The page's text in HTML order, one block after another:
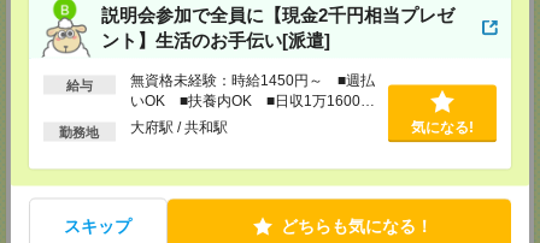
説明会参加で全員に【現金2千円相当プレゼ
ント】生活のお手伝い[派遣]
給与
無資格未経験：時給1450円～ ■週払
いOK ■扶養内OK ■日収1万1600円
以上
勤務地 大府駅 / 共和駅 気になる!
スキップ どちらも気になる！
登録場所
〒460-0008
名古屋市中区栄 2-3-1 名古屋広小路ビルヂング 5F
TEL：0120-503-713
担当：採用担当
〒422-8067